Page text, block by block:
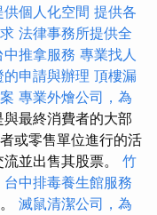
個人化空間 提供各
法律事務所提供全
中推拿服務 專業找人
申請與辦理 頂樓漏
專業外燴公司，為
最終消費者的大部
或零售單位進行的活
並出售其股票。 竹
台中排毒養生館服務
滅鼠清潔公司，為